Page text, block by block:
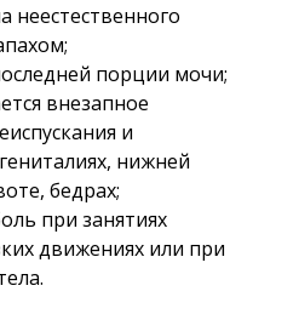
неестественного
порции мочи;
внезапное
и
нижней
бедрах;
при занятиях
движениях или при